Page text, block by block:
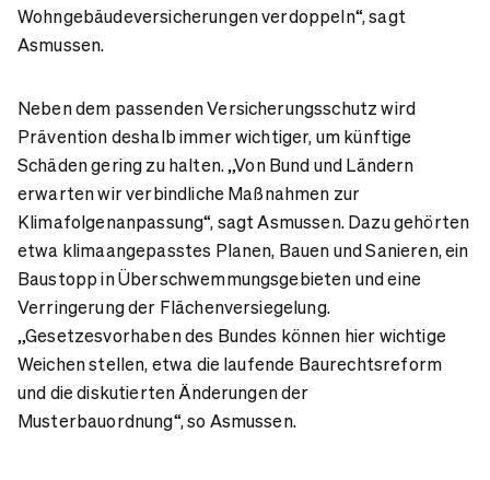
Wohngebäudeversicherungen verdoppeln“, sagt
Asmussen.
Neben dem passenden Versicherungsschutz wird
Prävention deshalb immer wichtiger, um künftige
Schäden gering zu halten. „Von Bund und Ländern
erwarten wir verbindliche Maßnahmen zur
Klimafolgenanpassung“, sagt Asmussen. Dazu gehörten
etwa klimaangepasstes Planen, Bauen und Sanieren, ein
Baustopp in Überschwemmungsgebieten und eine
Verringerung der Flächenversiegelung.
„Gesetzesvorhaben des Bundes können hier wichtige
Weichen stellen, etwa die laufende Baurechtsreform
und die diskutierten Änderungen der
Musterbauordnung“, so Asmussen.